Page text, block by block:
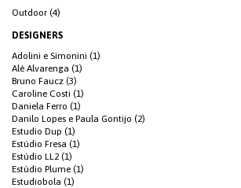
Outdoor (4)
DESIGNERS
Adolini e Simonini (1)
Alé Alvarenga (1)
Bruno Faucz (3)
Caroline Costi (1)
Daniela Ferro (1)
Danilo Lopes e Paula Gontijo (2)
Estudio Dup (1)
Estúdio Fresa (1)
Estúdio LL2 (1)
Estúdio Plume (1)
Estudiobola (1)